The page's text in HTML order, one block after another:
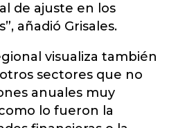
de ajuste en los
añadió Grisales.
visualiza también
sectores que no
anuales muy
lo fueron la